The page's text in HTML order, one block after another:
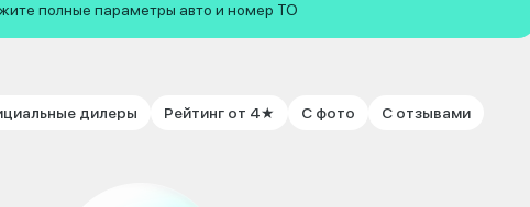
полные параметры авто и номер ТО
дилеры Рейтинг от 4★ С фото С отзывами